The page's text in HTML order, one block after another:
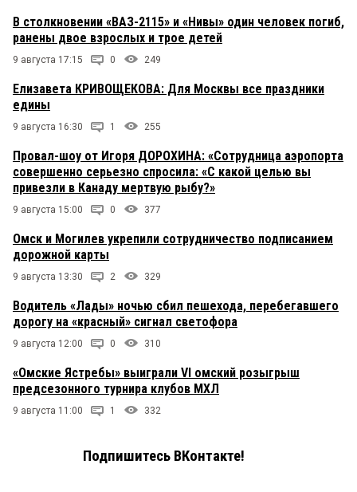
В столкновении «ВАЗ-2115» и «Нивы» один человек погиб,
ранены двое взрослых и трое детей
9 августа 17:15 0 249
Елизавета КРИВОЩЕКОВА: Для Москвы все праздники
едины
9 августа 16:30 1 255
Провал-шоу от Игоря ДОРОХИНА: «Сотрудница аэропорта
совершенно серьезно спросила: «С какой целью вы
привезли в Канаду мертвую рыбу?»
9 августа 15:00 0 377
Омск и Могилев укрепили сотрудничество подписанием
дорожной карты
9 августа 13:30 2 329
Водитель «Лады» ночью сбил пешехода, перебегавшего
дорогу на «красный» сигнал светофора
9 августа 12:00 0 310
«Омские Ястребы» выиграли VI омский розыгрыш
предсезонного турнира клубов МХЛ
9 августа 11:00 1 332
Подпишитесь ВКонтакте!